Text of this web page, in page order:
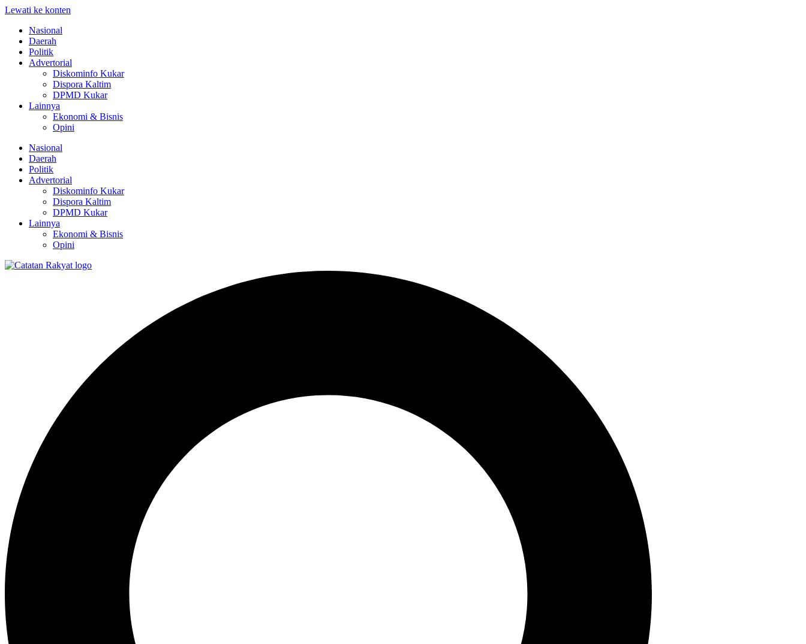
Lewati ke konten
Nasional
Daerah
Politik
Advertorial
Diskominfo Kukar
Dispora Kaltim
DPMD Kukar
Lainnya
Ekonomi & Bisnis
Opini
Nasional
Daerah
Politik
Advertorial
Diskominfo Kukar
Dispora Kaltim
DPMD Kukar
Lainnya
Ekonomi & Bisnis
Opini